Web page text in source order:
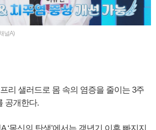
널A)
프리 샐러드로 몸 속의 염증을 줄이는 3주
공개한다.